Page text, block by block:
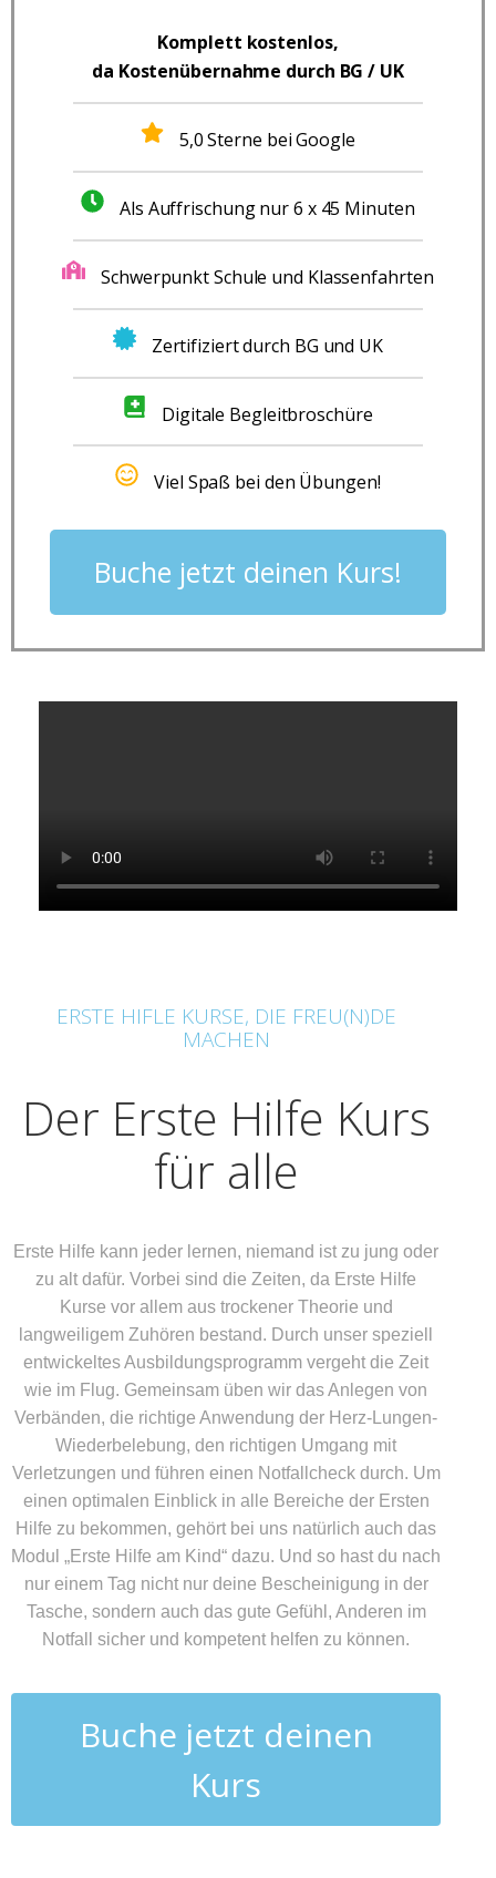
Komplett kostenlos,
da Kostenübernahme durch BG / UK
5,0 Sterne bei Google
Als Auffrischung nur 6 x 45 Minuten
Schwerpunkt Schule und Klassenfahrten
Zertifiziert durch BG und UK
Digitale Begleitbroschüre
Viel Spaß bei den Übungen!
Buche jetzt deinen Kurs!
ERSTE HIFLE KURSE, DIE FREU(N)DE
MACHEN
Der Erste Hilfe Kurs
für alle
Erste Hilfe kann jeder lernen, niemand ist zu jung oder
zu alt dafür. Vorbei sind die Zeiten, da Erste Hilfe
Kurse vor allem aus trockener Theorie und
langweiligem Zuhören bestand. Durch unser speziell
entwickeltes Ausbildungsprogramm vergeht die Zeit
wie im Flug. Gemeinsam üben wir das Anlegen von
Verbänden, die richtige Anwendung der Herz-Lungen-
Wiederbelebung, den richtigen Umgang mit
Verletzungen und führen einen Notfallcheck durch. Um
einen optimalen Einblick in alle Bereiche der Ersten
Hilfe zu bekommen, gehört bei uns natürlich auch das
Modul „Erste Hilfe am Kind“ dazu. Und so hast du nach
nur einem Tag nicht nur deine Bescheinigung in der
Tasche, sondern auch das gute Gefühl, Anderen im
Notfall sicher und kompetent helfen zu können.
Buche jetzt deinen
Kurs